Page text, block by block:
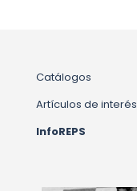
Catálogos
Artículos de interés
InfoREPS